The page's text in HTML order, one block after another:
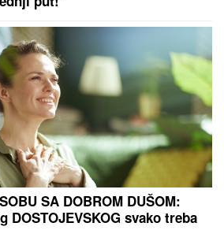
SA DOBROM DUŠOM:
DOSTOJEVSKOG svako treba